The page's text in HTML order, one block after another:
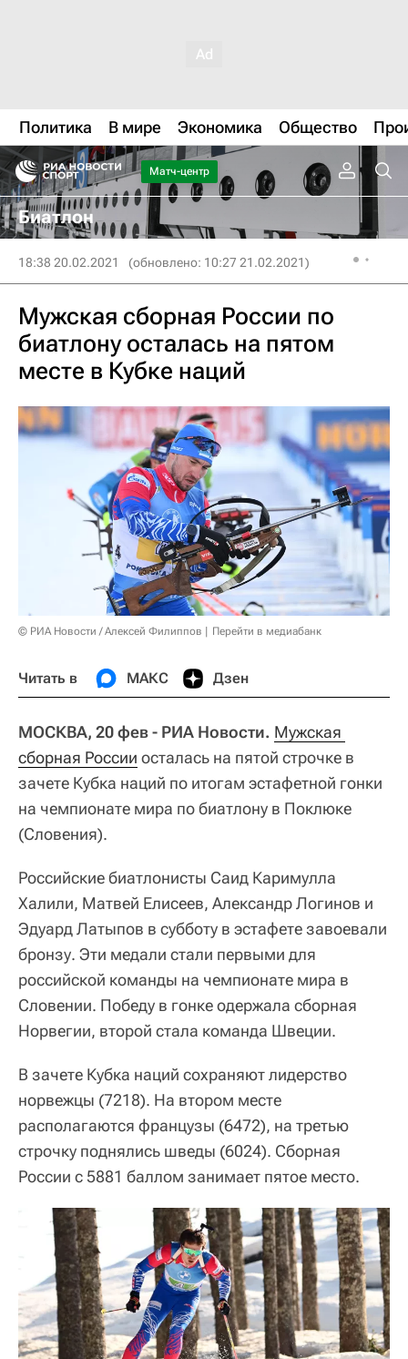
Политика В мире Экономика Общество
Матч-центр
Биатлон
18:38 20.02.2021 (обновлено: 10:27 21.02.2021)
Мужская сборная России по
биатлону осталась на пятом
месте в Кубке наций
© РИА Новости / Алексей Филиппов Перейти в медиабанк
Читать в МАКС Дзен
МОСКВА, 20 фев - РИА Новости. Мужская
сборная России осталась на пятой строчке в
зачете Кубка наций по итогам эстафетной гонки
на чемпионате мира по биатлону в Поклюке
(Словения).
Российские биатлонисты Саид Каримулла
Халили, Матвей Елисеев, Александр Логинов и
Эдуард Латыпов в субботу в эстафете завоевали
бронзу. Эти медали стали первыми для
российской команды на чемпионате мира в
Словении. Победу в гонке одержала сборная
Норвегии, второй стала команда Швеции.
В зачете Кубка наций сохраняют лидерство
норвежцы (7218). На втором месте
располагаются французы (6472), на третью
строчку поднялись шведы (6024). Сборная
России с 5881 баллом занимает пятое место.